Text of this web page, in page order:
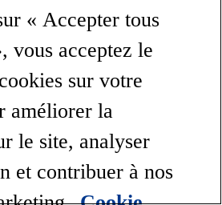
« Accepter tous
vous acceptez le
sur votre
améliorer la
le site, analyser
et contribuer à nos